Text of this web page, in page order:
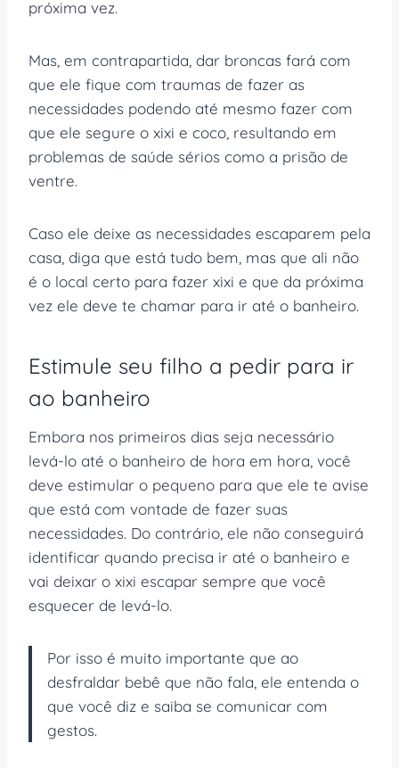
próxima vez.
Mas, em contrapartida, dar broncas fará com
que ele fique com traumas de fazer as
necessidades podendo até mesmo fazer com
que ele segure o xixi e coco, resultando em
problemas de saúde sérios como a prisão de
ventre.
Caso ele deixe as necessidades escaparem pela
casa, diga que está tudo bem, mas que ali não
é o local certo para fazer xixi e que da próxima
vez ele deve te chamar para ir até o banheiro.
Estimule seu filho a pedir para ir
ao banheiro
Embora nos primeiros dias seja necessário
levá-lo até o banheiro de hora em hora, você
deve estimular o pequeno para que ele te avise
que está com vontade de fazer suas
necessidades. Do contrário, ele não conseguirá
identificar quando precisa ir até o banheiro e
vai deixar o xixi escapar sempre que você
esquecer de levá-lo.
Por isso é muito importante que ao
desfraldar bebê que não fala, ele entenda o
que você diz e saiba se comunicar com
gestos.